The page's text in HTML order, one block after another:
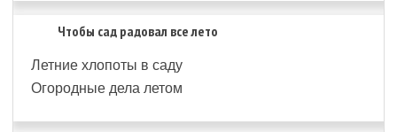
Чтобы сад радовал все лето
Летние хлопоты в саду
Огородные дела летом